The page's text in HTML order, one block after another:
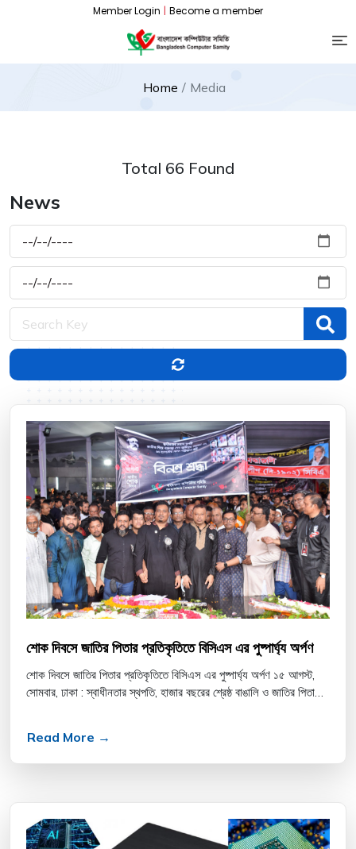
Member Login | Become a member
Home Media
Total 66 Found
News
শোক দিবসে জাতির পিতার প্রতিকৃতিতে বিসিএস এর পুষ্পার্ঘ্য অর্পণ
শোক দিবসে জাতির পিতার প্রতিকৃতিতে বিসিএস এর পুষ্পার্ঘ্য অর্পণ ১৫ আগস্ট,
সোমবার, ঢাকা : স্বাধীনতার স্থপতি, হাজার বছরের শ্রেষ্ঠ বাঙালি ও জাতির পিতা
Read More →